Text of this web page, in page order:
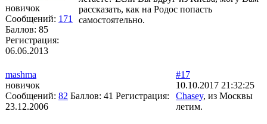
новичок
Сообщений: 171
Баллов: 85
Регистрация:
06.06.2013
рассказать, как на Родос попасть
самостоятельно.
mashma
новичок
Сообщений: 82 Баллов: 41 Регистрация:
23.12.2006
#17
10.10.2017 21:32:25
Chasey, из Москвы
летим.